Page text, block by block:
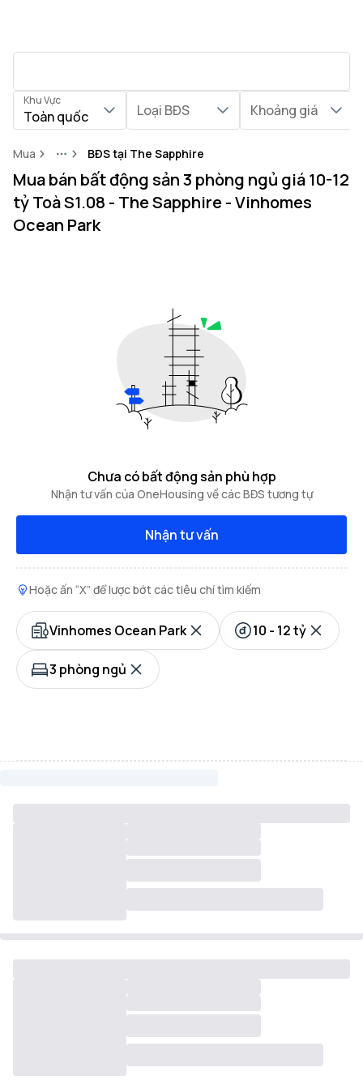
Khu Vực
Toàn quốc Loại BĐS Khoảng giá
Mua MoreBĐS tại The Sapphire
Mua bán bất động sản 3 phòng ngủ giá 10-12
tỷ Toà S1.08 - The Sapphire - Vinhomes
Ocean Park
Chưa có bất động sản phù hợp
Nhận tư vấn của OneHousing về các BĐS tương tự
Nhận tư vấn
Hoặc ấn “X” để lược bớt các tiêu chí tìm kiếm
Vinhomes Ocean Park 10 - 12 tỷ
3 phòng ngủ